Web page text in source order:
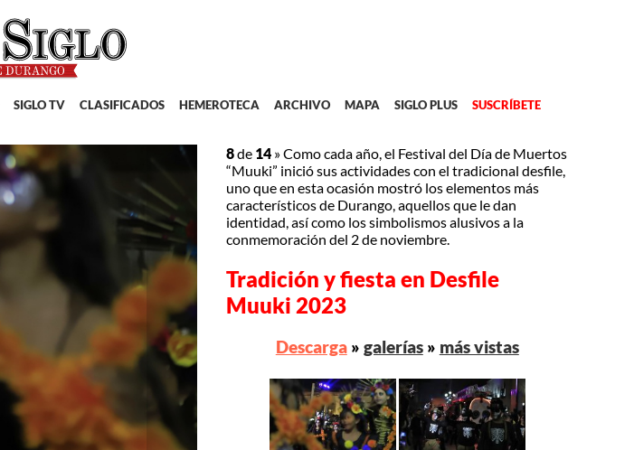
SIGLO TV CLASIFICADOS HEMEROTECA ARCHIVO MAPA SIGLO PLUS SUSCRÍBETE
8de 14 »Como cada año, el Festival del Día de Muertos
“Muuki” inició sus actividades con el tradicional desfile,
uno que en esta ocasión mostró los elementos más
característicos de Durango, aquellos que le dan
identidad, así como los simbolismos alusivos a la
conmemoración del 2 de noviembre.
Tradición y fiesta en Desfile
Muuki 2023
Descarga» galerías» más vistas